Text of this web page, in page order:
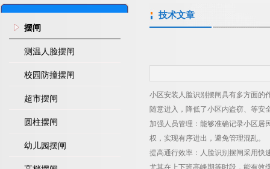
摆闸
测温人脸摆闸
校园防撞摆闸
超市摆闸
圆柱摆闸
幼儿园摆闸
技术文章
小区安装人脸识别摆闸具有多方面的
随意进入，降低了小区内盗窃、等安
加强人员管理：能够准确记录小区居
权，实现有序进出，避免管理混乱。
提高通行效率：人脸识别摆闸采用快
尤其在上下班高峰期等时段，能有效